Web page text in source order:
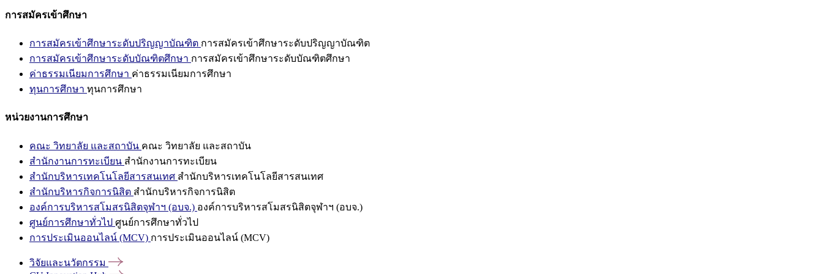
การสมัครเข้าศึกษา
การสมัครเข้าศึกษาระดับปริญญาบัณฑิต การสมัครเข้าศึกษาระดับปริญญาบัณฑิต
การสมัครเข้าศึกษาระดับบัณฑิตศึกษา การสมัครเข้าศึกษาระดับบัณฑิตศึกษา
ค่าธรรมเนียมการศึกษา ค่าธรรมเนียมการศึกษา
ทุนการศึกษา ทุนการศึกษา
หน่วยงานการศึกษา
คณะ วิทยาลัย และสถาบัน คณะ วิทยาลัย และสถาบัน
สำนักงานการทะเบียน สำนักงานการทะเบียน
สำนักบริหารเทคโนโลยีสารสนเทศ สำนักบริหารเทคโนโลยีสารสนเทศ
สำนักบริหารกิจการนิสิต สำนักบริหารกิจการนิสิต
องค์การบริหารสโมสรนิสิตจุฬาฯ (อบจ.) องค์การบริหารสโมสรนิสิตจุฬาฯ (อบจ.)
ศูนย์การศึกษาทั่วไป ศูนย์การศึกษาทั่วไป
การประเมินออนไลน์ (MCV) การประเมินออนไลน์ (MCV)
วิจัยและนวัตกรรม